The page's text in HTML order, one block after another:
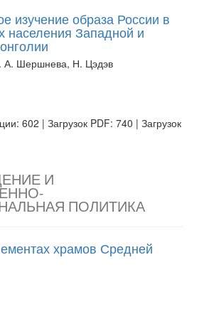
изучение образа России в
населения Западной и
А. Шершнева, Н. Цэдэв
602 | Загрузок PDF: 740 | Загрузок
И
ПОЛИТИКА
храмов Средней